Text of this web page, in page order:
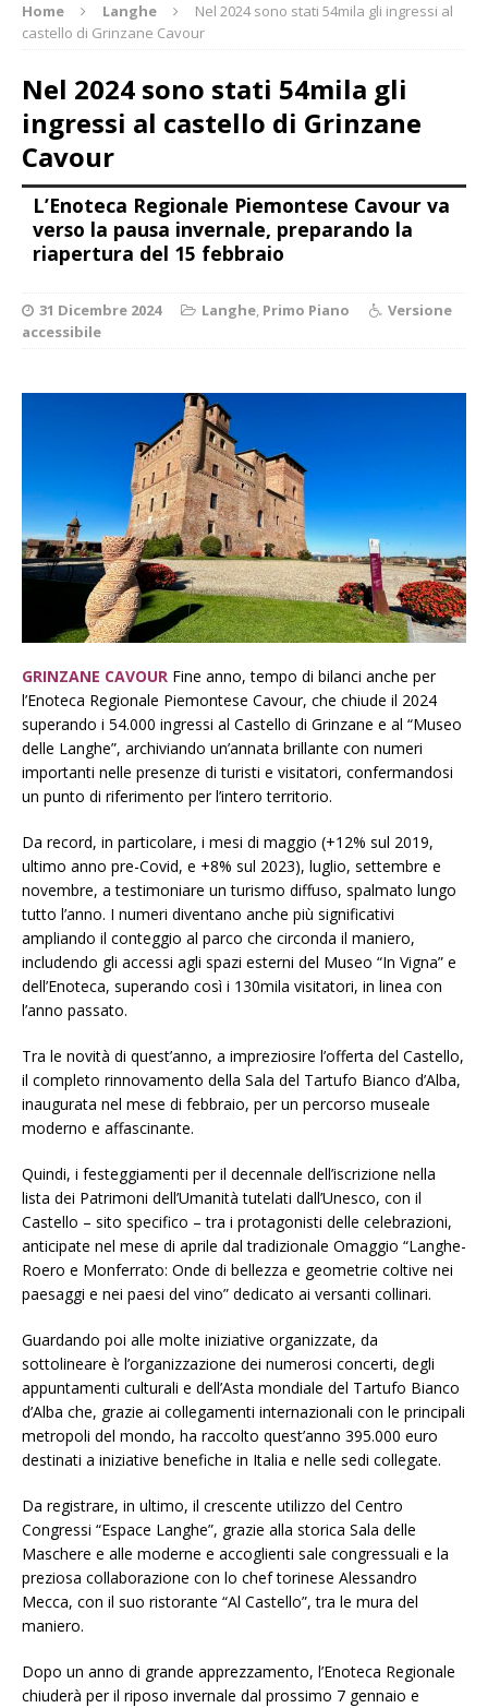
Home Langhe
Nel 2024 sono stati 54mila gli ingressi al
castello di Grinzane Cavour
Nel 2024 sono stati 54mila gli
ingressi al castello di Grinzane
Cavour
L’Enoteca Regionale Piemontese Cavour va
verso la pausa invernale, preparando la
riapertura del 15 febbraio
31 Dicembre 2024 Langhe, Primo Piano
Versione
accessibile
GRINZANE CAVOUR Fine anno, tempo di bilanci anche per
l’Enoteca Regionale Piemontese Cavour, che chiude il 2024
superando i 54.000 ingressi al Castello di Grinzane e al “Museo
delle Langhe”, archiviando un’annata brillante con numeri
importanti nelle presenze di turisti e visitatori, confermandosi
un punto di riferimento per l’intero territorio.
Da record, in particolare, i mesi di maggio (+12% sul 2019,
ultimo anno pre-Covid, e +8% sul 2023), luglio, settembre e
novembre, a testimoniare un turismo diffuso, spalmato lungo
tutto l’anno. I numeri diventano anche più significativi
ampliando il conteggio al parco che circonda il maniero,
includendo gli accessi agli spazi esterni del Museo “In Vigna” e
dell’Enoteca, superando così i 130mila visitatori, in linea con
l’anno passato.
Tra le novità di quest’anno, a impreziosire l’offerta del Castello,
il completo rinnovamento della Sala del Tartufo Bianco d’Alba,
inaugurata nel mese di febbraio, per un percorso museale
moderno e affascinante.
Quindi, i festeggiamenti per il decennale dell’iscrizione nella
lista dei Patrimoni dell’Umanità tutelati dall’Unesco, con il
Castello – sito specifico – tra i protagonisti delle celebrazioni,
anticipate nel mese di aprile dal tradizionale Omaggio “Langhe-
Roero e Monferrato: Onde di bellezza e geometrie coltive nei
paesaggi e nei paesi del vino” dedicato ai versanti collinari.
Guardando poi alle molte iniziative organizzate, da
sottolineare è l’organizzazione dei numerosi concerti, degli
appuntamenti culturali e dell’Asta mondiale del Tartufo Bianco
d’Alba che, grazie ai collegamenti internazionali con le principali
metropoli del mondo, ha raccolto quest’anno 395.000 euro
destinati a iniziative benefiche in Italia e nelle sedi collegate.
Da registrare, in ultimo, il crescente utilizzo del Centro
Congressi “Espace Langhe”, grazie alla storica Sala delle
Maschere e alle moderne e accoglienti sale congressuali e la
preziosa collaborazione con lo chef torinese Alessandro
Mecca, con il suo ristorante “Al Castello”, tra le mura del
maniero.
Dopo un anno di grande apprezzamento, l’Enoteca Regionale
chiuderà per il riposo invernale dal prossimo 7 gennaio e